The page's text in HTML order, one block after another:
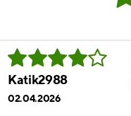
Katik2988
02.04.2026